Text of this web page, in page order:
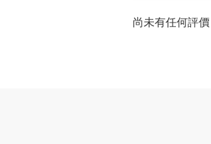
尚未有任何評價